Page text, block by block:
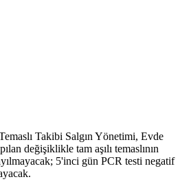
Takibi Salgın Yönetimi, Evde
değişiklikle tam aşılı temaslının
5'inci gün PCR testi negatif